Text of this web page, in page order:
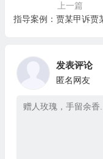
上一篇
发表评论
匿名网友